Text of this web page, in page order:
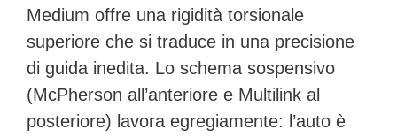
Medium offre una rigidità torsionale
superiore che si traduce in una precisione
di guida inedita. Lo schema sospensivo
(McPherson all’anteriore e Multilink al
posteriore) lavora egregiamente: l’auto è